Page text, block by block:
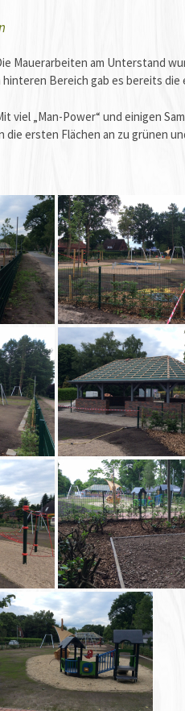
Mauerarbeiten am Unterstand
Bereich gab es bereits
viel „Man-Power“ und einigen
ersten Flächen an zu grünen